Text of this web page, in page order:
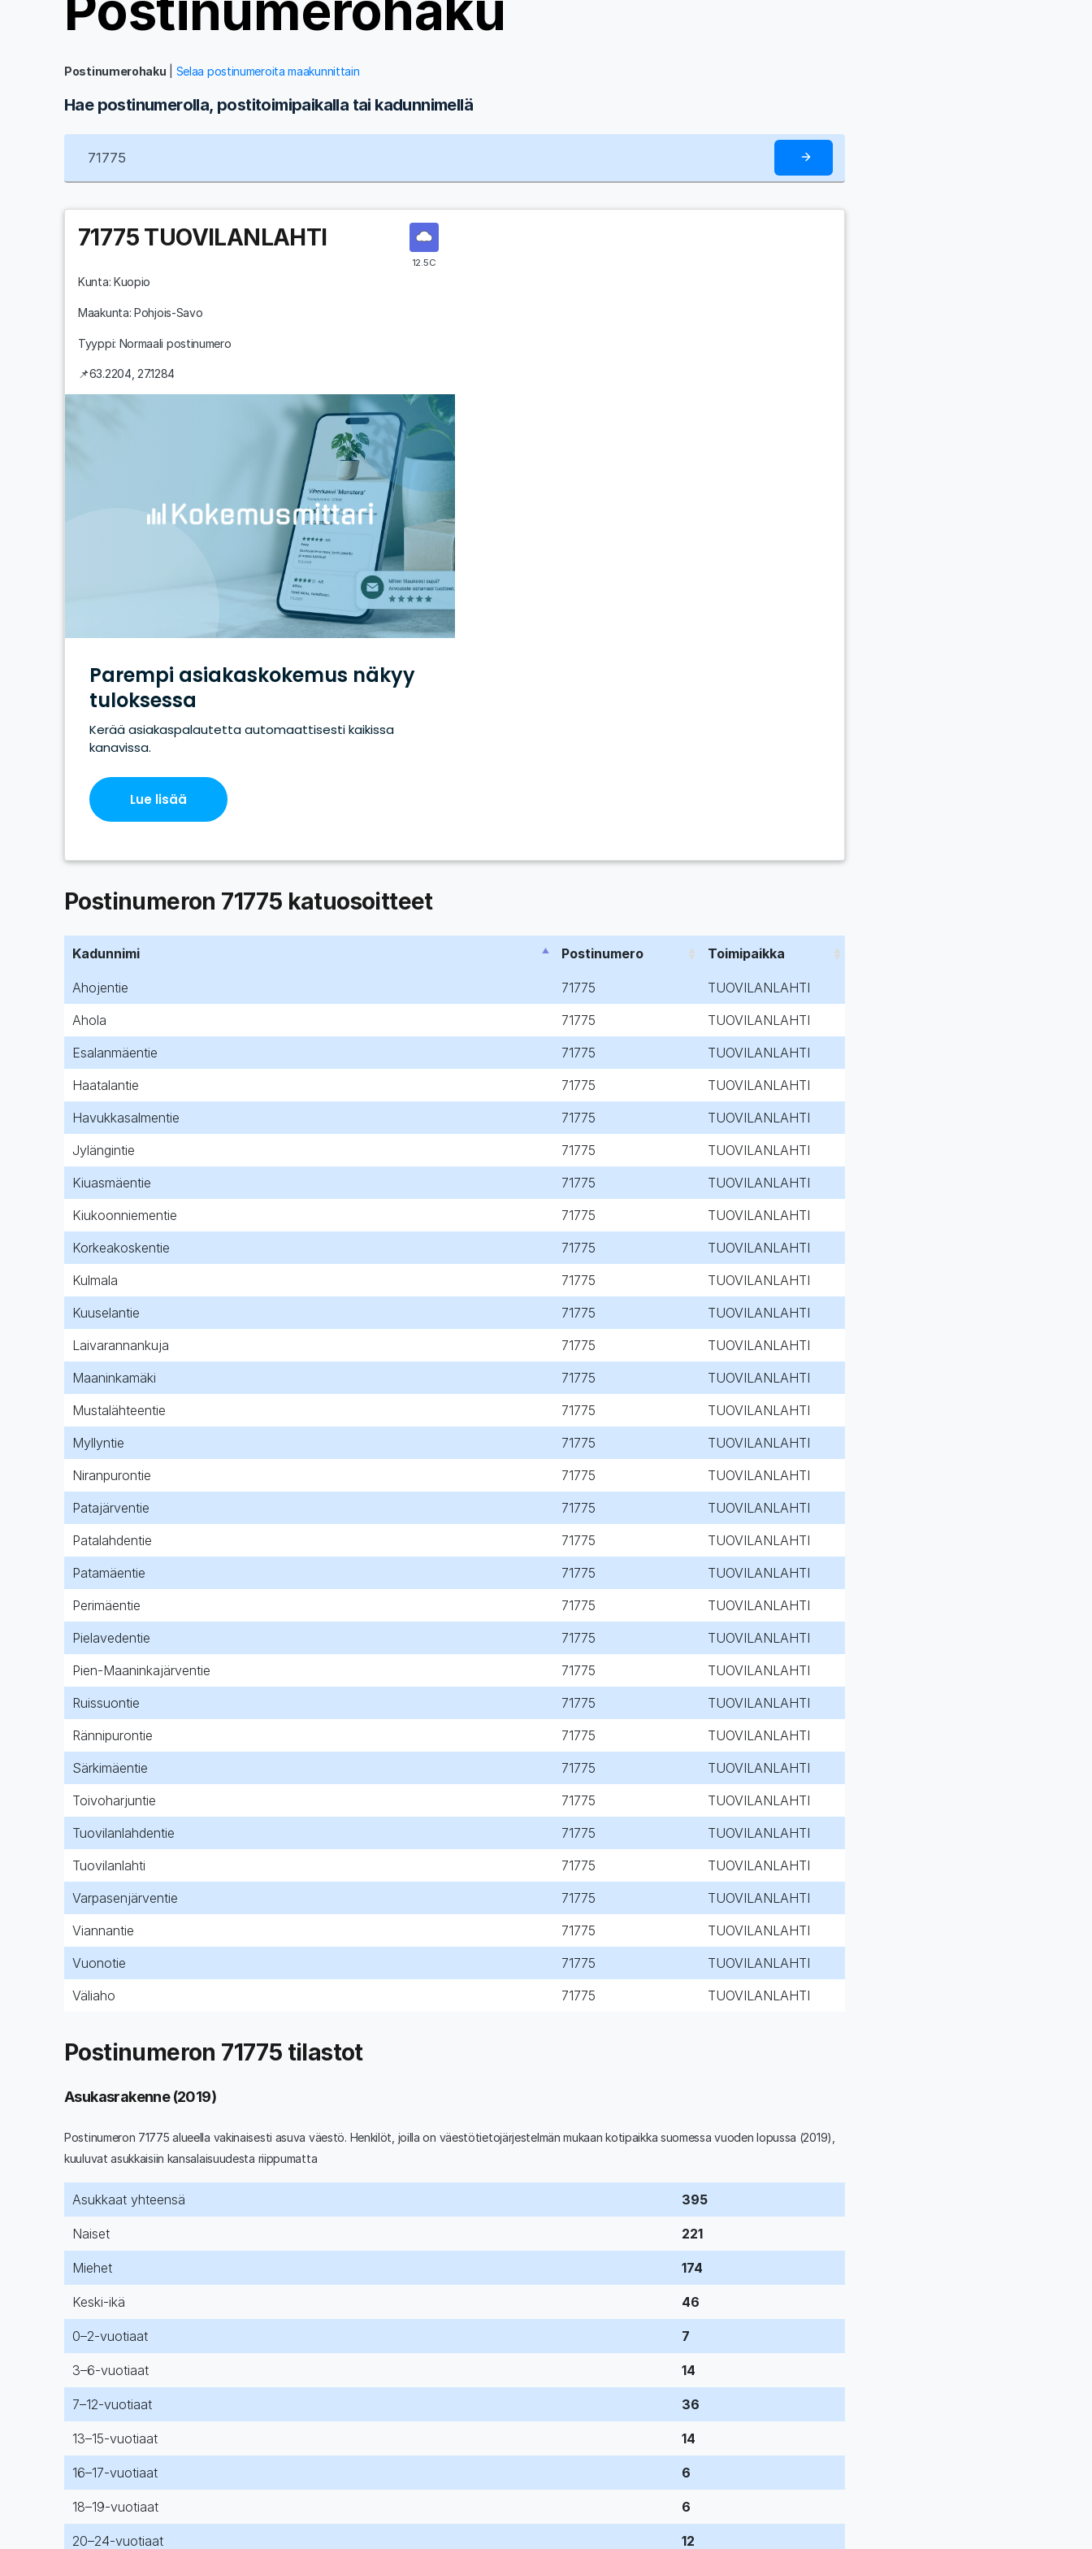
Postinumerohaku Selaa postinumeroita maakunnittain
Hae postinumerolla, postitoimipaikalla tai kadunnimellä
12.5C
71775 TUOVILANLAHTI
Kunta: Kuopio
Maakunta: Pohjois-Savo
Tyyppi: Normaali postinumero
📌63.2204,27.1284
Postinumeron 71775 katuosoitteet
Kadunnimi Postinumero Toimipaikka
Ahojentie 71775
TUOVILANLAHTI
Ahola
71775
TUOVILANLAHTI
Esalanmäentie
71775
TUOVILANLAHTI
Haatalantie
71775
TUOVILANLAHTI
Havukkasalmentie
71775
TUOVILANLAHTI
Jylängintie
71775
TUOVILANLAHTI
Kiuasmäentie
71775
TUOVILANLAHTI
Kiukoonniementie
71775
TUOVILANLAHTI
Korkeakoskentie
71775
TUOVILANLAHTI
Kulmala
71775
TUOVILANLAHTI
Kuuselantie
71775
TUOVILANLAHTI
Laivarannankuja
71775
TUOVILANLAHTI
Maaninkamäki
71775
TUOVILANLAHTI
Mustalähteentie
71775
TUOVILANLAHTI
Myllyntie
71775
TUOVILANLAHTI
Niranpurontie
71775
TUOVILANLAHTI
Patajärventie
71775
TUOVILANLAHTI
Patalahdentie
71775
TUOVILANLAHTI
Patamäentie
71775
TUOVILANLAHTI
Perimäentie
71775
TUOVILANLAHTI
Pielavedentie
71775
TUOVILANLAHTI
Pien-Maaninkajärventie
71775
TUOVILANLAHTI
Ruissuontie
71775
TUOVILANLAHTI
Rännipurontie
71775
TUOVILANLAHTI
Särkimäentie
71775
TUOVILANLAHTI
Toivoharjuntie
71775
TUOVILANLAHTI
Tuovilanlahdentie
71775
TUOVILANLAHTI
Tuovilanlahti
71775
TUOVILANLAHTI
Varpasenjärventie
71775
TUOVILANLAHTI
Viannantie
71775
TUOVILANLAHTI
Vuonotie
71775
TUOVILANLAHTI
Väliaho
71775 TUOVILANLAHTI
Postinumeron 71775 tilastot
Asukasrakenne (2019)
Postinumeron 71775 alueella vakinaisesti asuva väestö. Henkilöt, joilla on väestötietojärjestelmän mukaan kotipaikka suomessa vuoden lopussa (2019),
kuuluvat asukkaisiin kansalaisuudesta riippumatta
Asukkaat yhteensä 395
Naiset 221
Miehet 174
Keski-ikä 46
0–2-vuotiaat 7
3–6-vuotiaat 14
7–12-vuotiaat 36
13–15-vuotiaat 14
16–17-vuotiaat 6
18–19-vuotiaat 6
20–24-vuotiaat 12